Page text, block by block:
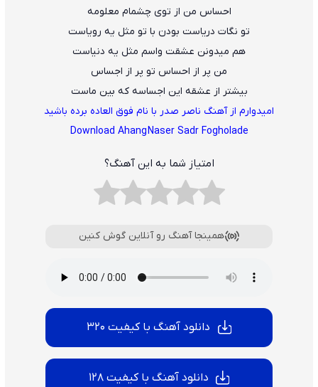
احساس من از توی چشمام معلومه
تو نگات دریاست بودن با تو مثل یه رویاست
هم میدونن عشقت واسم مثل یه دنیاست
من پر از احساس تو پر از اجساس
بیشتر از عشقه این اجساسه که بین ماست
امیدوارم از آهنگ ناصر صدر با نام فوق العاده برده باشید
Download AhangNaser Sadr Fogholade
امتیاز شما به این آهنگ؟
همینجا آهنگ رو آنلاین گوش کنین
دانلود آهنگ با کیفیت 320
دانلود آهنگ با کیفیت 128